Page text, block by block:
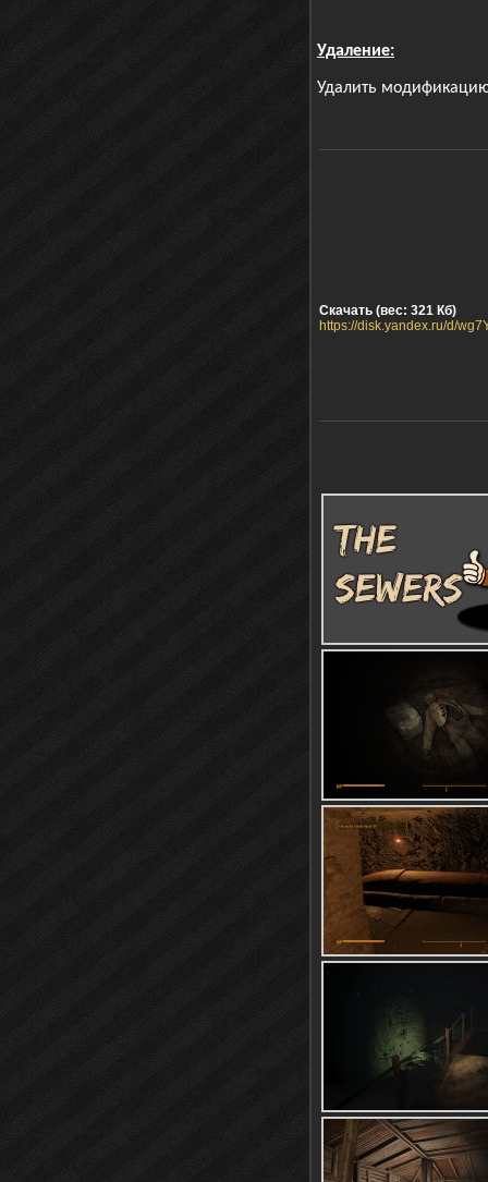
Удаление:
Удалить
Скачать (вес: 321 Кб)
https://disk.yandex.ru/d/